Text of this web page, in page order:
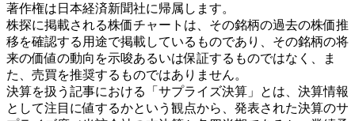
著作権は日本経済新聞社に帰属します。
株探に掲載される株価チャートは、その銘柄の過去の株価推
移を確認する用途で掲載しているものであり、その銘柄の将
来の価値の動向を示唆あるいは保証するものではなく、ま
た、売買を推奨するものではありません。
決算を扱う記事における「サプライズ決算」とは、決算情報
として注目に値するかという観点から、発表された決算のサ